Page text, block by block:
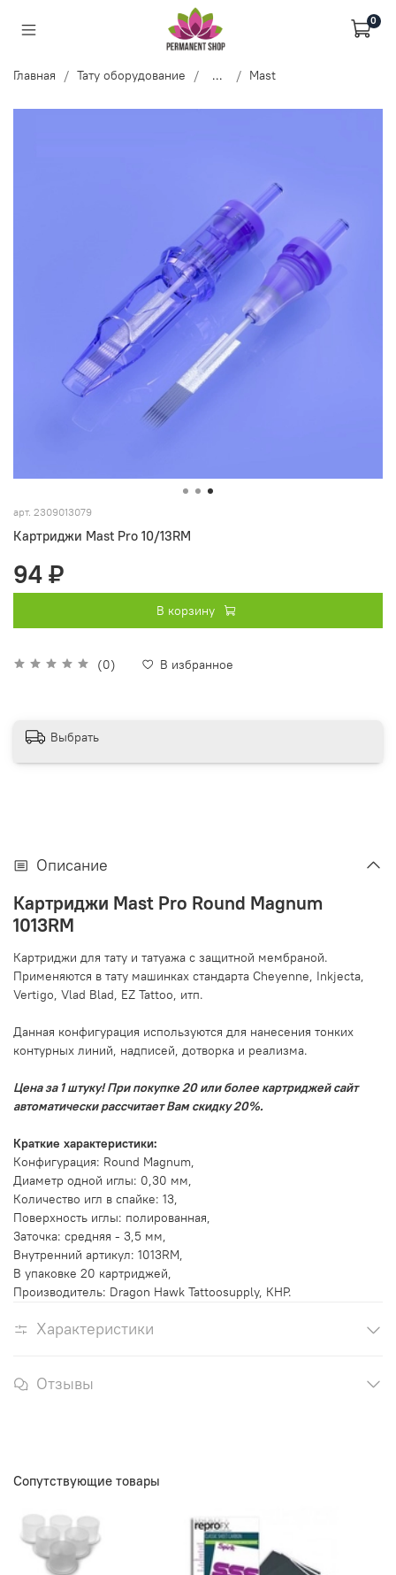
0
Главная Тату оборудование ... Mast
арт. 2309013079
Картриджи Mast Pro 10/13RM
(0) В избранное
94 ₽
В корзину
Выбрать
Описание
Картриджи Mast Pro Round Magnum
1013RM
Картриджи для тату и татуажа с защитной мембраной.
Применяются в тату машинках стандарта Cheyenne, Inkjecta,
Vertigo, Vlad Blad, EZ Tattoo, итп.
Данная конфигурация используются для нанесения тонких
контурных линий, надписей, дотворка и реализма.
Цена за 1 штуку! При покупке 20 или более картриджей сайт
автоматически рассчитает Вам скидку 20%.
Краткие характеристики:
Конфигурация: Round Magnum,
Диаметр одной иглы: 0,30 мм,
Количество игл в спайке: 13,
Поверхность иглы: полированная,
Заточка: средняя - 3,5 мм,
Внутренний артикул: 1013RM,
В упаковке 20 картриджей,
Производитель: Dragon Hawk Tattoosupply, КНР.
Характеристики
Отзывы
Сопутствующие товары